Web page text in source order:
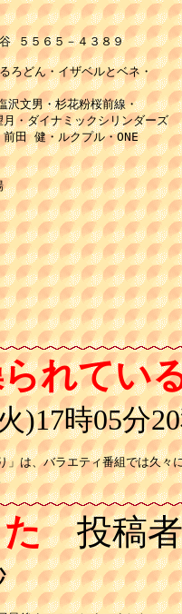
５５６５－４３８９
ろどん・イザベルとベネ・
沢文男・杉花粉桜前線・
・ダイナミックシリンダーズ
田 健・ルクプル・ONE
れてい
)17時05分
」は、バラエティ番組では久々
投稿